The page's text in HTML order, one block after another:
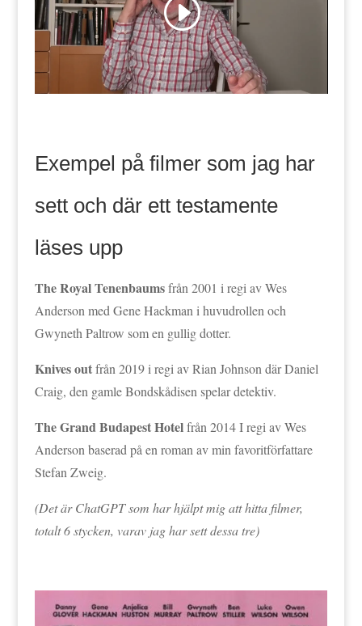
Exempel på filmer som jag har
sett och där ett testamente
läses upp
The Royal Tenenbaumsfrån 2001 i regi av Wes
Anderson med Gene Hackman i huvudrollen och
Gwyneth Paltrow som en gullig dotter.
Knives outfrån 2019 i regi av Rian Johnson där Daniel
Craig, den gamle Bondskådisen spelar detektiv.
The Grand Budapest Hotelfrån 2014 I regi av Wes
Anderson baserad på en roman av min favoritförfattare
Stefan Zweig.
(Det är ChatGPT som har hjälpt mig att hitta filmer,
totalt 6 stycken, varav jag har sett dessa tre)